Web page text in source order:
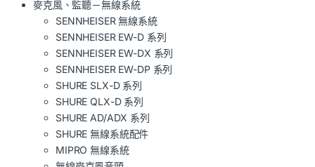
麥克風、監聽－無線系統
SENNHEISER 無線系統
SENNHEISER EW-D 系列
SENNHEISER EW-DX 系列
SENNHEISER EW-DP 系列
SHURE SLX-D 系列
SHURE QLX-D 系列
SHURE AD/ADX 系列
SHURE 無線系統配件
MIPRO 無線系統